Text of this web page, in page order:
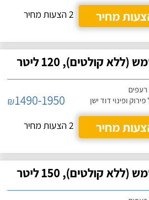
מחיר
2 הצעות מחיר
קולטים), 120 ליטר
ופינוי דוד ישן
₪1490-1950
מחיר
2 הצעות מחיר
קולטים), 150 ליטר